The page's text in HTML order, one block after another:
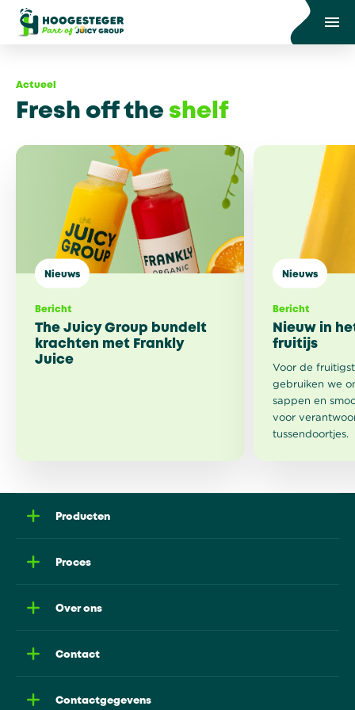
Actueel
Fresh off the shelf
Nieuws
Bericht
The Juicy Group bundelt
krachten met Frankly
Juice
Nieuws
Bericht
Nieuw in
fruitijs
Voor de
gebruiken we
sappen en
voor
tussendoortjes.
Producten
Proces
Over ons
Contact
Contactgegevens